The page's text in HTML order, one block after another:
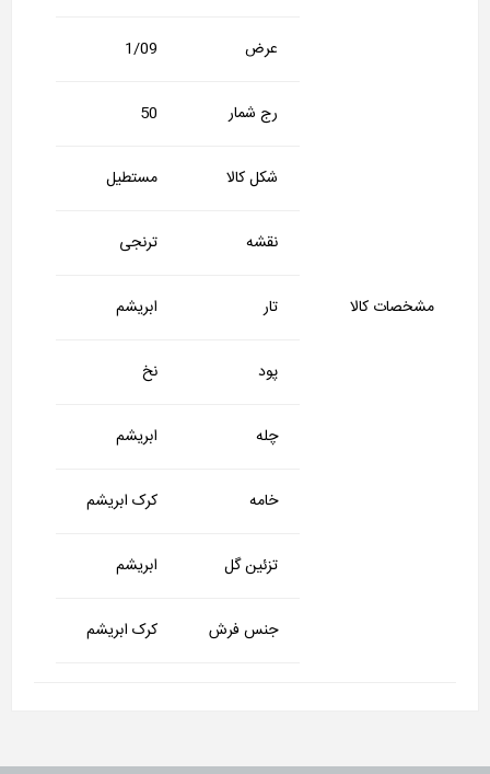
مشخصات کالا
عرض 1/09
رج شمار 50
شکل کالا مستطیل
نقشه ترنجی
تار ابریشم
پود نخ
چله ابریشم
خامه کرک ابریشم
تزئین گل ابریشم
جنس فرش کرک ابریشم